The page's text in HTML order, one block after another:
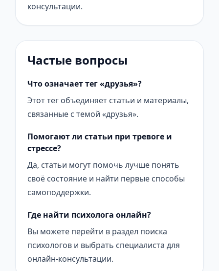
консультации.
Частые вопросы
Что означает тег «друзья»?
Этот тег объединяет статьи и материалы,
связанные с темой «друзья».
Помогают ли статьи при тревоге и
стрессе?
Да, статьи могут помочь лучше понять
своё состояние и найти первые способы
самоподдержки.
Где найти психолога онлайн?
Вы можете перейти в раздел поиска
психологов и выбрать специалиста для
онлайн-консультации.